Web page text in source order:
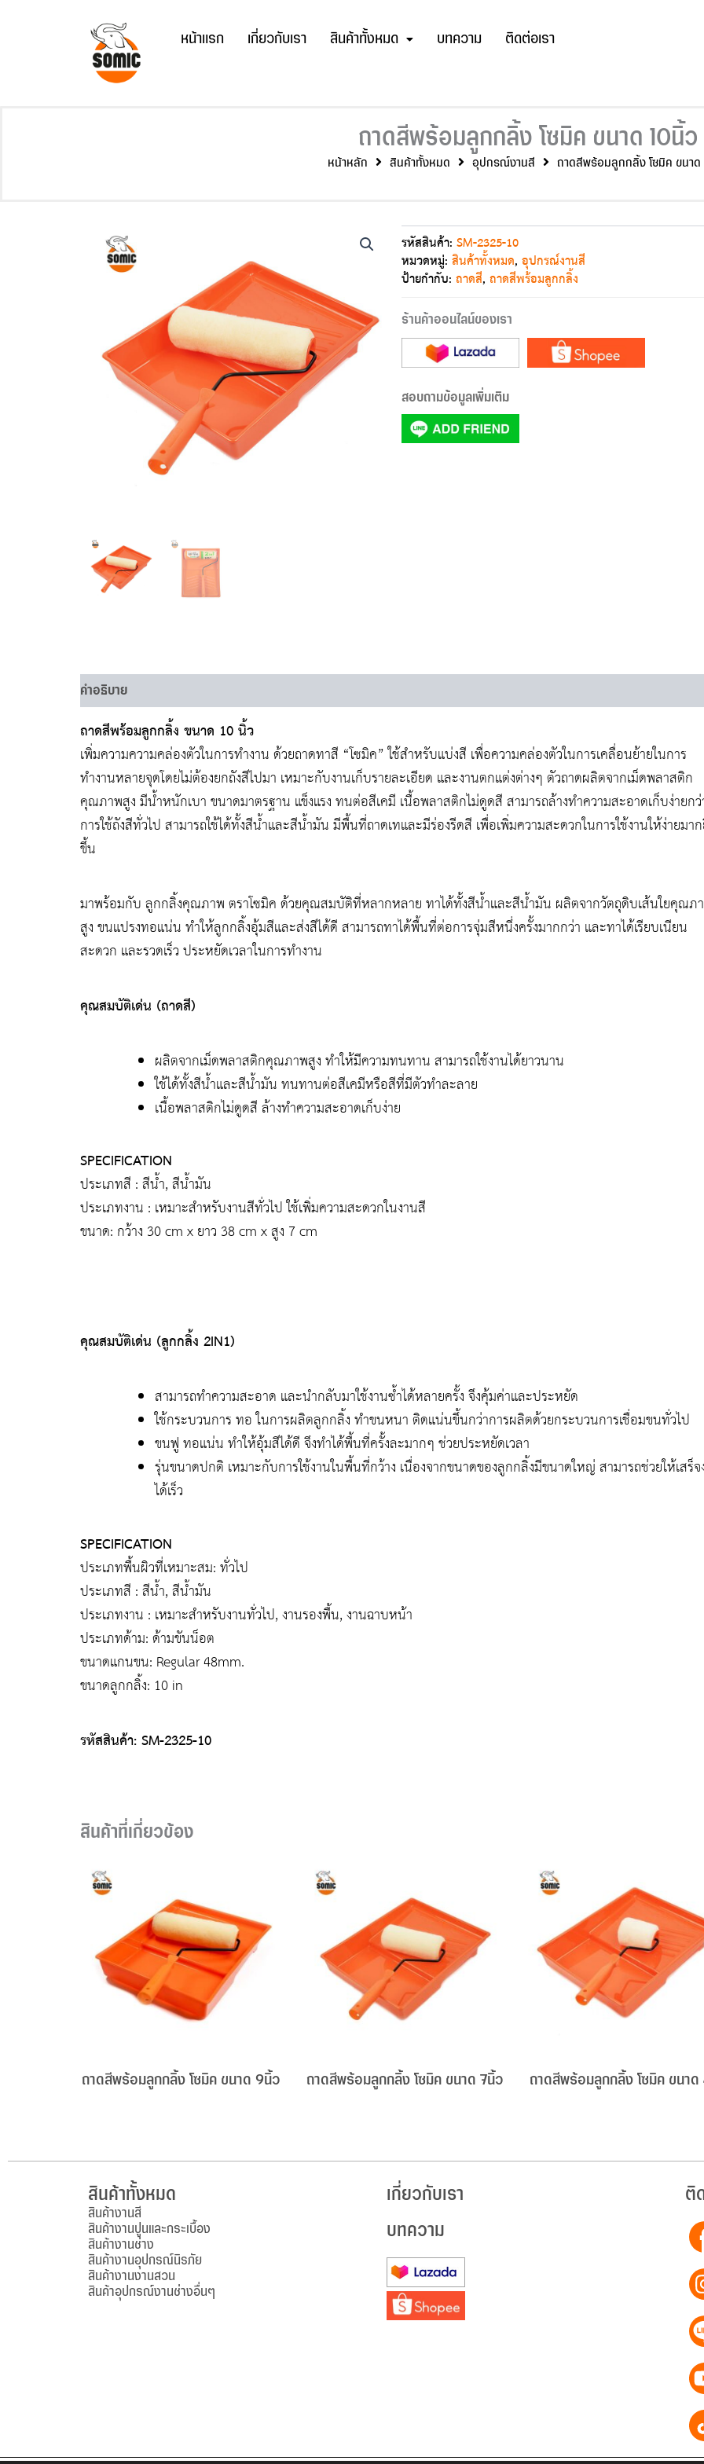
หน้าแรก เกี่ยวกับเรา สินค้าทั้งหมด บทความ ติดต่อเรา
ถาดสีพร้อมลูกกลิ้ง โซมิค ขนาด 10นิ้ว
หน้าหลัก สินค้าทั้งหมด อุปกรณ์งานสี ถาดสีพร้อมลูกกลิ้ง โซมิค ขนาด
รหัสสินค้า:SM-2325-10
หมวดหมู่:สินค้าทั้งหมด,อุปกรณ์งานสี
ป้ายกำกับ:ถาดสี,ถาดสีพร้อมลูกกลิ้ง
ร้านค้าออนไลน์ของเรา
สอบถามข้อมูลเพิ่มเติม
คำอธิบาย
ถาดสีพร้อมลูกกลิ้ง ขนาด 10 นิ้ว
เพิ่มความความคล่องตัวในการทำงาน ด้วยถาดทาสี “โซมิค” ใช้สำหรับแบ่งสี เพื่อความคล่องตัวในการเคลื่อนย้ายในการ
ทำงานหลายจุดโดยไม่ต้องยกถังสีไปมา เหมาะกับงานเก็บรายละเอียด และงานตกแต่งต่างๆ ตัวถาดผลิตจากเม็ดพลาสติก
คุณภาพสูง มีน้ำหนักเบา ขนาดมาตรฐาน แข็งแรง ทนต่อสีเคมี เนื้อพลาสติกไม่ดูดสี สามารถล้างทำความสะอาดเก็บง่ายก
การใช้ถังสีทั่วไป สามารถใช้ได้ทั้งสีน้ำและสีน้ำมัน มีพื้นที่ถาดเทและมีร่องรีดสี เพื่อเพิ่มความสะดวกในการใช้งานให้ง่ายมา
ขึ้น
มาพร้อมกับ ลูกกลิ้งคุณภาพ ตราโซมิค ด้วยคุณสมบัติที่หลากหลาย ทาได้ทั้งสีน้ำและสีน้ำมัน ผลิตจากวัตถุดิบเส้นใยคุณภ
สูง ขนแปรงทอแน่น ทำให้ลูกกลิ้งอุ้มสีและส่งสีได้ดี สามารถทาได้พื้นที่ต่อการจุ่มสีหนึ่งครั้งมากกว่า และทาได้เรียบเนียน
สะดวก และรวดเร็ว ประหยัดเวลาในการทำงาน
คุณสมบัติเด่น (ถาดสี)
ผลิตจากเม็ดพลาสติกคุณภาพสูง ทำให้มีความทนทาน สามารถใช้งานได้ยาวนาน
ใช้ได้ทั้งสีน้ำและสีน้ำมัน ทนทานต่อสีเคมีหรือสีที่มีตัวทำละลาย
เนื้อพลาสติกไม่ดูดสี ล้างทำความสะอาดเก็บง่าย
SPECIFICATION
ประเภทสี : สีน้ำ, สีน้ำมัน
ประเภทงาน : เหมาะสำหรับงานสีทั่วไป ใช้เพิ่มความสะดวกในงานสี
ขนาด: กว้าง 30 cm x ยาว 38 cm x สูง 7 cm
คุณสมบัติเด่น (ลูกกลิ้ง 2IN1)
สามารถทำความสะอาด และนำกลับมาใช้งานซ้ำได้หลายครั้ง จึงคุ้มค่าและประหยัด
ใช้กระบวนการ ทอ ในการผลิตลูกกลิ้ง ทำขนหนา ติดแน่นขึ้นกว่าการผลิตด้วยกระบวนการเชื่อมขนทั่วไป
ขนฟู ทอแน่น ทำให้อุ้มสีได้ดี จึงทำได้พื้นที่ครั้งละมากๆ ช่วยประหยัดเวลา
รุ่นขนาดปกติ เหมาะกับการใช้งานในพื้นที่กว้าง เนื่องจากขนาดของลูกกลิ้งมีขนาดใหญ่ สามารถช่วยให้เสร็
ได้เร็ว
SPECIFICATION
ประเภทพื้นผิวที่เหมาะสม: ทั่วไป
ประเภทสี : สีน้ำ, สีน้ำมัน
ประเภทงาน : เหมาะสำหรับงานทั่วไป, งานรองพื้น, งานฉาบหน้า
ประเภทด้าม: ด้ามขันน็อต
ขนาดแกนขน: Regular 48mm.
ขนาดลูกกลิ้ง: 10 in
รหัสสินค้า: SM-2325-10
สินค้าที่เกี่ยวข้อง
ถาดสีพร้อมลูกกลิ้ง โซมิค ขนาด 9นิ้ว ถาดสีพร้อมลูกกลิ้ง โซมิค ขนาด 7นิ้ว ถาดสีพร้อมลูกกลิ้ง โซมิค ขนา
สินค้าทั้งหมด
สินค้างานสี
สินค้างานปูนและกระเบื้อง
สินค้างานช่าง
สินค้างานอุปกรณ์นิรภัย
สินค้างานงานสวน
สินค้าอุปกรณ์งานช่างอื่นๆ
เกี่ยวกับเรา
บทความ
ติ